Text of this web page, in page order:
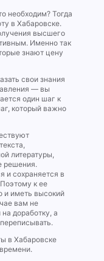
необходим? Тогда
в Хабаровске.
высшего
Именно так
знают цену
свои знания
— вы
один шаг к
который важно
литературы,
решения.
и сохраняется в
к ее
и иметь высокий
вам не
доработку, а
в Хабаровске